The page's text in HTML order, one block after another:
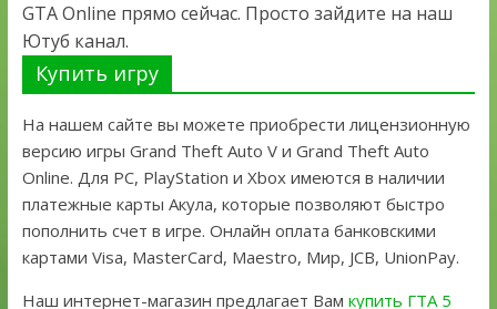
GTA Online прямо сейчас. Просто зайдите на наш
Ютуб канал.
Купить игру
На нашем сайте вы можете приобрести лицензионную
версию игры Grand Theft Auto V и Grand Theft Auto
Online. Для PC, PlayStation и Xbox имеются в наличии
платежные карты Акула, которые позволяют быстро
пополнить счет в игре. Онлайн оплата банковскими
картами Visa, MasterCard, Maestro, Мир, JCB, UnionPay.
Наш интернет-магазин предлагает Вам купить ГТА 5